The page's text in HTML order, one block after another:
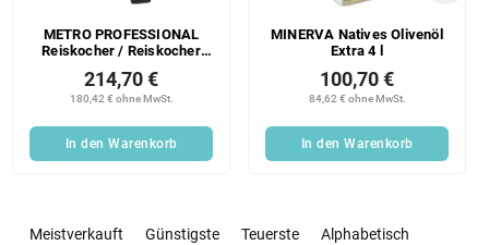
METRO PROFESSIONAL
Reiskocher / Reiskocher
214,70 €
180,42 € ohne MwSt.
In den Warenkorb
MINERVA Natives Olivenöl
Extra 4 l
100,70 €
84,62 € ohne MwSt.
In den Warenkorb
Meistverkauft Günstigste Teuerste Alphabetisch